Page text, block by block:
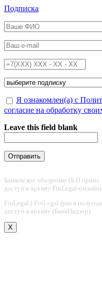
Перейти к основному
Подписка
ФИО*
Email*
Телефон*
Подписка на*
Обработка
Я ознакомлен(а) с
согласие на обработку
Leave this field blank
Банковское обозрение (Б.О
доступ к архиву FinLegal-онлайн)
FinLegal ( FinLegal (раз в
доступ к архиву (БанкНадзор)
X